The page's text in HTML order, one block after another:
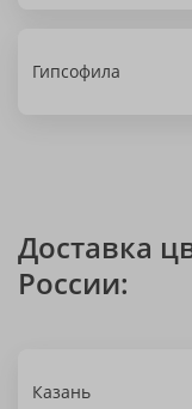
Гипсофила
Доставка
России:
Казань